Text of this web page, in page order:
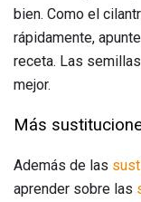
bien. Como el
rápidamente,
receta. Las
mejor.
Más
Además de las
aprender sobre las